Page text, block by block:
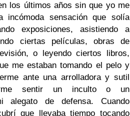
los últimos años sin que yo me
sensación que solía
exposiciones, asistiendo a
ciertas películas, obras de
o leyendo ciertos libros,
me estaban tomando el pelo y
ante una arrolladora y sutil
sentir un inculto o un
de defensa. Cuando
que llevaba tiempo tocando